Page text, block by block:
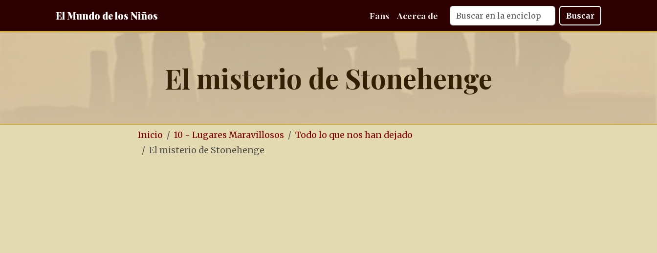
El Mundo de los Niños Fans Acerca de Buscar
El misterio de Stonehenge
Inicio 10 - Lugares Maravillosos
Todo lo que nos han dejado
El misterio de Stonehenge